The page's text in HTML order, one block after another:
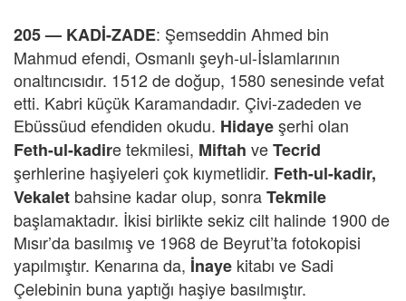
205 — KADİ-ZADE: Şemseddin Ahmed bin
Mahmud efendi, Osmanlı şeyh-ul-İslamlarının
onaltıncısıdır. 1512 de doğup, 1580 senesinde vefat
etti. Kabri küçük Karamandadır. Çivi-zadeden ve
Ebüssüud efendiden okudu. Hidayeşerhi olan
Feth-ul-kadire tekmilesi, Miftah veTecrid
şerhlerine haşiyeleri çok kıymetlidir. Feth-ul-kadir,
Vekalet bahsine kadar olup, sonraTekmile
başlamaktadır. İkisi birlikte sekiz cilt halinde 1900 de
Mısır’da basılmış ve 1968 de Beyrut’ta fotokopisi
yapılmıştır. Kenarına da, İnaye kitabı ve Sadi
Çelebinin buna yaptığı haşiye basılmıştır.